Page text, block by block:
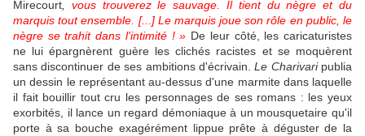
Mirecourt
vous trouverez le sauvage. Il tient du nègre et du
marquis tout ensemble. [...] Le marquis joue son rôle en public, le
nègre se trahit dans l'intimité ! » De leur côté, les caricaturistes
ne lui épargnèrent guère les clichés racistes et se moquèrent
sans discontinuer de ses ambitions d'écrivain.Le Charivaripublia
un dessin le représentant au-dessus d'une marmite dans laquelle
il fait bouillir tout cru les personnages de ses romans : les yeux
exorbités, il lance un regard démoniaque à un mousquetaire qu'il
porte à sa bouche exagérément lippue prête à déguster de la